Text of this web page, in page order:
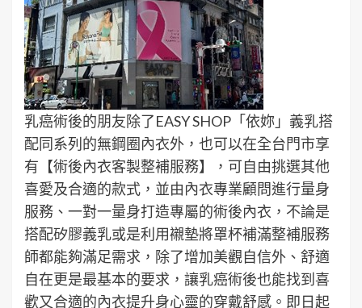
乳癌術後的朋友除了EASY SHOP「依妳」義乳搭
配同系列的無鋼圈內衣外，也可以在全台門市享
有【術後內衣客製整補服務】，可自由挑選其他
喜愛及合適的款式，並由內衣專業顧問進行量身
服務、一對一量身打造專屬的術後內衣，不論是
搭配矽膠義乳或是利用襯墊將罩杯補滿整補服務
師都能夠滿足需求，除了增加美觀自信外、舒適
自在更是最基本的要求，讓乳癌術後也能找到喜
歡又合適的內衣提升身心靈的穿戴舒感。即日起